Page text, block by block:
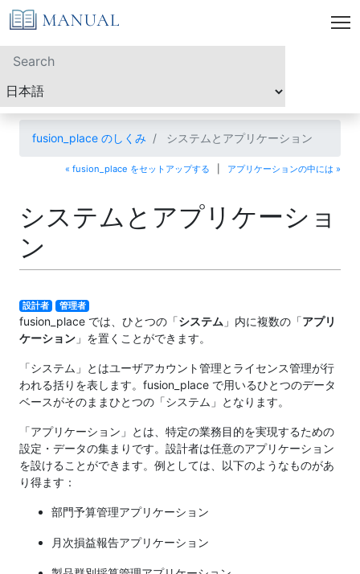
fusion_place のしくみ システムとアプリケーション
« fusion_place をセットアップする アプリケーションの中には »
システムとアプリケーショ
ン
設計者 管理者
fusion_place では、ひとつの「システム 」内に複数の「アプリ
ケーション 」を置くことができます。
「システム」とはユーザアカウント管理とライセンス管理が行
われる括りを表します。fusion_place で用いるひとつのデータ
ベースがそのままひとつの「システム」となります。
「アプリケーション」とは、特定の業務目的を実現するための
設定・データの集まりです。設計者は任意のアプリケーション
を設けることができます。例としては、以下のようなものがあ
り得ます：
部門予算管理アプリケーション
月次損益報告アプリケーション